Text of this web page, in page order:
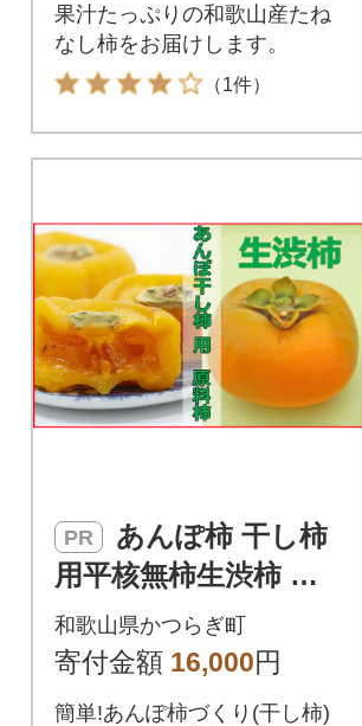
果汁たっぷりの和歌山産たね
なし柿をお届けします。
（1件）
PR
用平核無柿生渋柿 約4.
5-5kg 約22~35個【10
月下旬～11月上旬発送
和歌山県かつらぎ町
寄付金額 16,000円
簡単!あんぽ柿づくり(干し柿)